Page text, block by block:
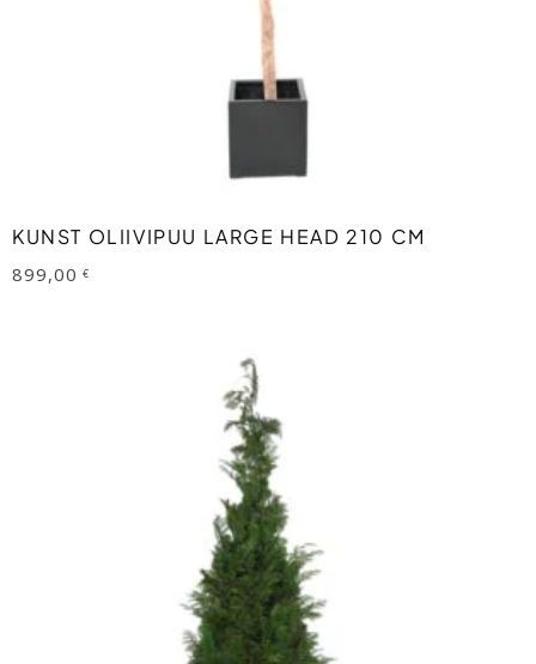
LISA KORVI
KUNST OLIIVIPUU LARGE HEAD 210 CM
899,00€
This
product
has